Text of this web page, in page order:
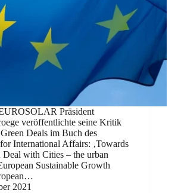
Präsident
veröffentlichte seine Kritik
Deals im Buch des
International Affairs: ‚Towards
Deal with Cities – the urban
Sustainable Growth
2021